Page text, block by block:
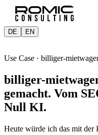
DE EN
Use Case · billiger-
billiger-
gemacht. Vom
Null KI.
Heute würde ich das mit der